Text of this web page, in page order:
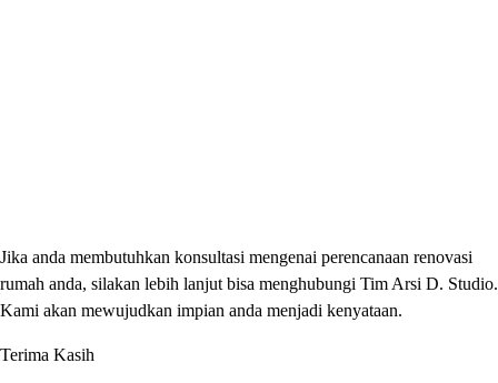
Jika anda membutuhkan konsultasi mengenai perencanaan renovasi
rumah anda, silakan lebih lanjut bisa menghubungi Tim Arsi D. Studio.
Kami akan mewujudkan impian anda menjadi kenyataan.
Terima Kasih